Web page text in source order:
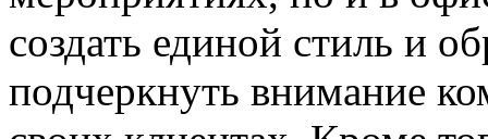
создать единой стиль и
подчеркнуть внимание